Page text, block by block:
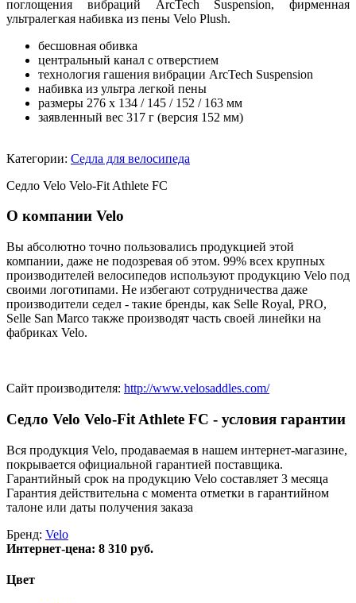
поглощения вибраций ArcTech Suspension, фирменная
ультралегкая набивка из пены Velo Plush.
бесшовная обивка
центральный канал с отверстием
технология гашения вибрации ArcTech Suspension
набивка из ультра легкой пены
размеры 276 х 134 / 145 / 152 / 163 мм
заявленный вес 317 г (версия 152 мм)
Категории: Седла для велосипеда
Седло Velo Velo-Fit Athlete FC
О компании Velo
Вы абсолютно точно пользовались продукцией этой
компании, даже не подозревая об этом. 99% всех крупных
производителей велосипедов используют продукцию Velo под
своими логотипами. Не избегают сотрудничества даже
производители седел - такие бренды, как Selle Royal, PRO,
Selle San Marco также производят часть своей линейки на
фабриках Velo.
Сайт производителя: http://www.velosaddles.com/
Седло Velo Velo-Fit Athlete FC - условия гарантии
Вся продукция Velo, продаваемая в нашем интернет-магазине,
покрывается официальной гарантией поставщика.
Гарантийный срок на продукцию Velo составляет 3 месяца
Гарантия действительна с момента отметки в гарантийном
талоне или даты получения заказа
Бренд: Velo
Интернет-цена: 8 310 руб.
Цвет